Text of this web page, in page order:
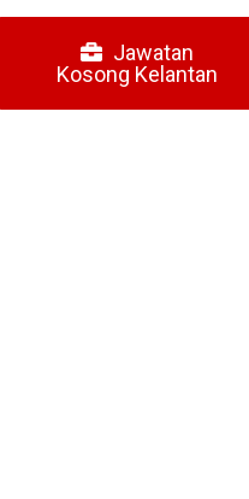
Jawatan
Kosong Kelantan